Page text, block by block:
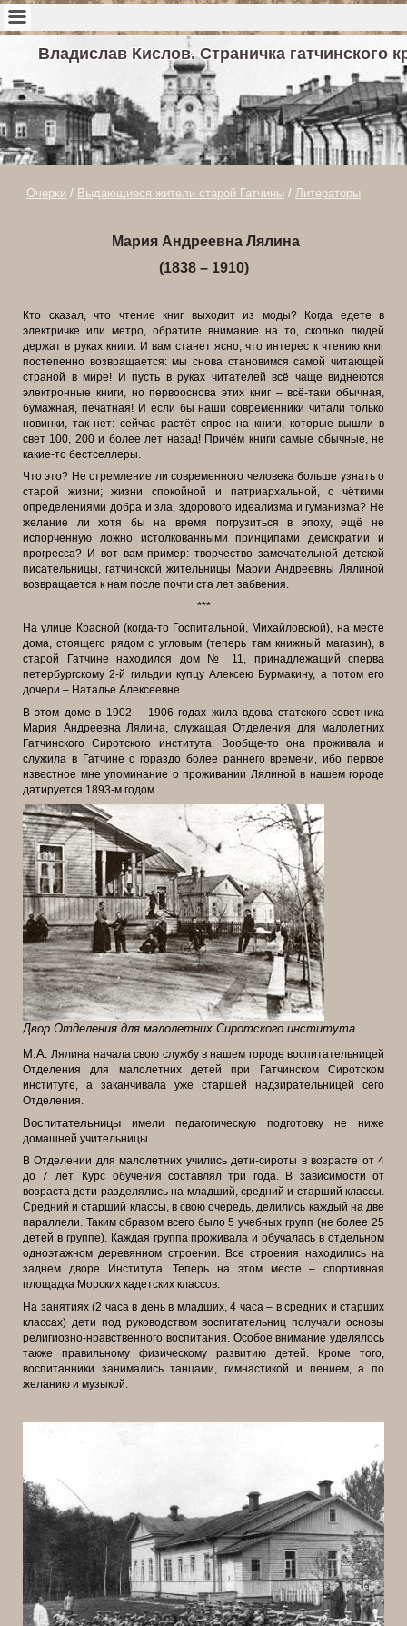
Владислав Кислов. Страничка гатчинского
Очерки / Выдающиеся жители старой Гатчины / Литераторы
Мария Андреевна Лялина
(1838 – 1910)
Кто сказал, что чтение книг выходит из моды? Когда едете в
электричке или метро, обратите внимание на то, сколько людей
держат в руках книги. И вам станет ясно, что интерес к чтению книг
постепенно возвращается: мы снова становимся самой читающей
страной в мире! И пусть в руках читателей всё чаще виднеются
электронные книги, но первооснова этих книг – всё-таки обычная,
бумажная, печатная! И если бы наши современники читали только
новинки, так нет: сейчас растёт спрос на книги, которые вышли в
свет 100, 200 и более лет назад! Причём книги самые обычные, не
какие-то бестселлеры.
Что это? Не стремление ли современного человека больше узнать о
старой жизни; жизни спокойной и патриархальной, с чёткими
определениями добра и зла, здорового идеализма и гуманизма? Не
желание ли хотя бы на время погрузиться в эпоху, ещё не
испорченную ложно истолкованными принципами демократии и
прогресса? И вот вам пример: творчество замечательной детской
писательницы, гатчинской жительницы Марии Андреевны Лялиной
возвращается к нам после почти ста лет забвения.
***
На улице Красной (когда-то Госпитальной, Михайловской), на месте
дома, стоящего рядом с угловым (теперь там книжный магазин), в
старой Гатчине находился дом № 11, принадлежащий сперва
петербургскому 2-й гильдии купцу Алексею Бурмакину, а потом его
дочери – Наталье Алексеевне.
В этом доме в 1902 – 1906 годах жила вдова статского советника
Мария Андреевна Лялина, служащая Отделения для малолетних
Гатчинского Сиротского института. Вообще-то она проживала и
служила в Гатчине с гораздо более раннего времени, ибо первое
известное мне упоминание о проживании Лялиной в нашем городе
датируется 1893-м годом.
Двор Отделения для малолетних Сиротского института
М.А. Лялина начала свою службу в нашем городе воспитательницей
Отделения для малолетних детей при Гатчинском Сиротском
институте, а заканчивала уже старшей надзирательницей сего
Отделения.
Воспитательницы имели педагогическую подготовку не ниже
домашней учительницы.
В Отделении для малолетних учились дети-сироты в возрасте от 4
до 7 лет. Курс обучения составлял три года. В зависимости от
возраста дети разделялись на младший, средний и старший классы.
Средний и старший классы, в свою очередь, делились каждый на две
параллели. Таким образом всего было 5 учебных групп (не более 25
детей в группе). Каждая группа проживала и обучалась в отдельном
одноэтажном деревянном строении. Все строения находились на
заднем дворе Института. Теперь на этом месте – спортивная
площадка Морских кадетских классов.
На занятиях (2 часа в день в младших, 4 часа – в средних и старших
классах) дети под руководством воспитательниц получали основы
религиозно-нравственного воспитания. Особое внимание уделялось
также правильному физическому развитию детей. Кроме того,
воспитанники занимались танцами, гимнастикой и пением, а по
желанию и музыкой.